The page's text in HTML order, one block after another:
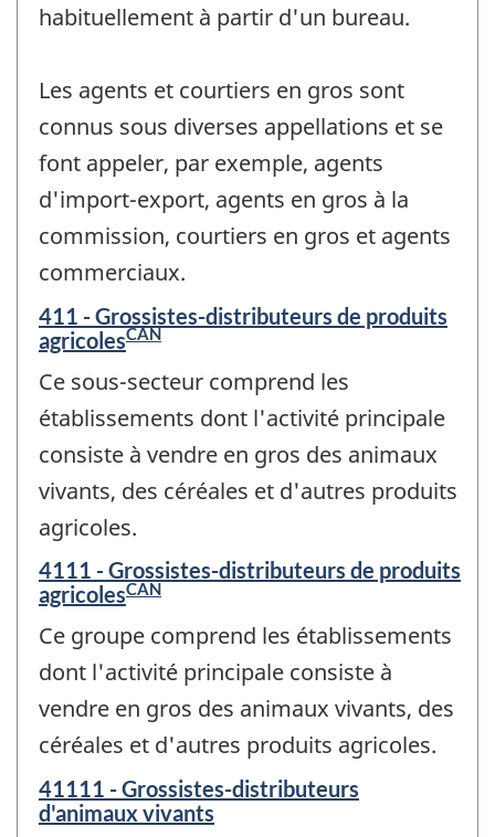
habituellement à partir d'un bureau.
Les agents et courtiers en gros sont
connus sous diverses appellations et se
font appeler, par exemple, agents
d'import-export, agents en gros à la
commission, courtiers en gros et agents
commerciaux.
411 - Grossistes-distributeurs de produits
agricolesCAN
Ce sous-secteur comprend les
établissements dont l'activité principale
consiste à vendre en gros des animaux
vivants, des céréales et d'autres produits
agricoles.
4111 - Grossistes-distributeurs de produits
agricolesCAN
Ce groupe comprend les établissements
dont l'activité principale consiste à
vendre en gros des animaux vivants, des
céréales et d'autres produits agricoles.
41111 - Grossistes-distributeurs
d'animaux vivants